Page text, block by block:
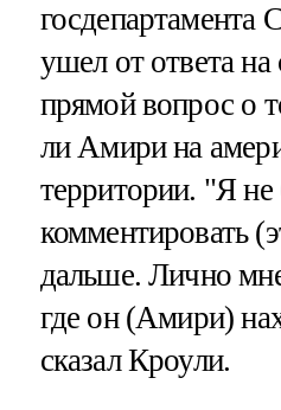
ушел от ответа на
прямой вопрос о
ли Амири на
территории. "Я не
комментировать
дальше. Лично
где он (Амири)
сказал Кроули.